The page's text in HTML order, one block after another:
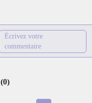
Écrivez votre
commentaire
(0)